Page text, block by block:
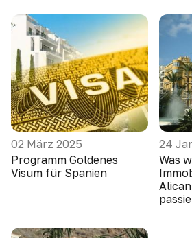
02 März 2025
Programm Goldenes
Visum für Spanien
24
Was